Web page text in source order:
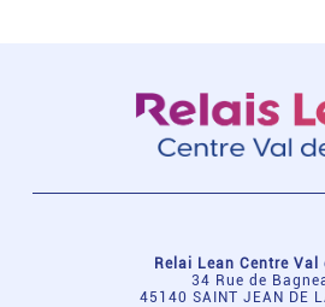
Relai Lean Centre Val
34 Rue de
45140 SAINT JEAN DE